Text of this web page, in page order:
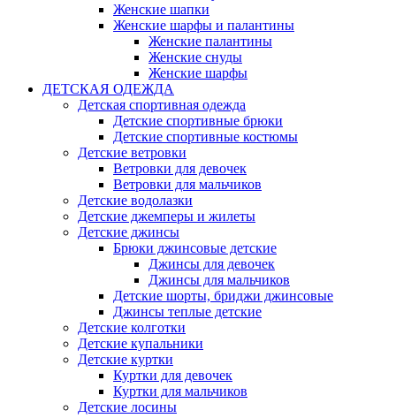
Женские шапки
Женские шарфы и палантины
Женские палантины
Женские снуды
Женские шарфы
ДЕТСКАЯ ОДЕЖДА
Детская спортивная одежда
Детские спортивные брюки
Детские спортивные костюмы
Детские ветровки
Ветровки для девочек
Ветровки для мальчиков
Детские водолазки
Детские джемперы и жилеты
Детские джинсы
Брюки джинсовые детские
Джинсы для девочек
Джинсы для мальчиков
Детские шорты, бриджи джинсовые
Джинсы теплые детские
Детские колготки
Детские купальники
Детские куртки
Куртки для девочек
Куртки для мальчиков
Детские лосины